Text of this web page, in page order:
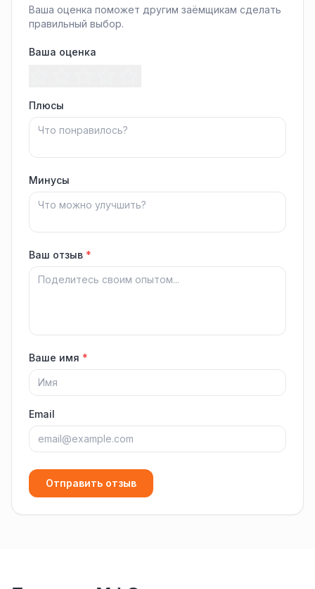
Ваша оценка поможет другим заёмщикам сделать
правильный выбор.
Ваша оценка
Плюсы
Минусы
Ваш отзыв *
Ваше имя *
Email
Отправить отзыв